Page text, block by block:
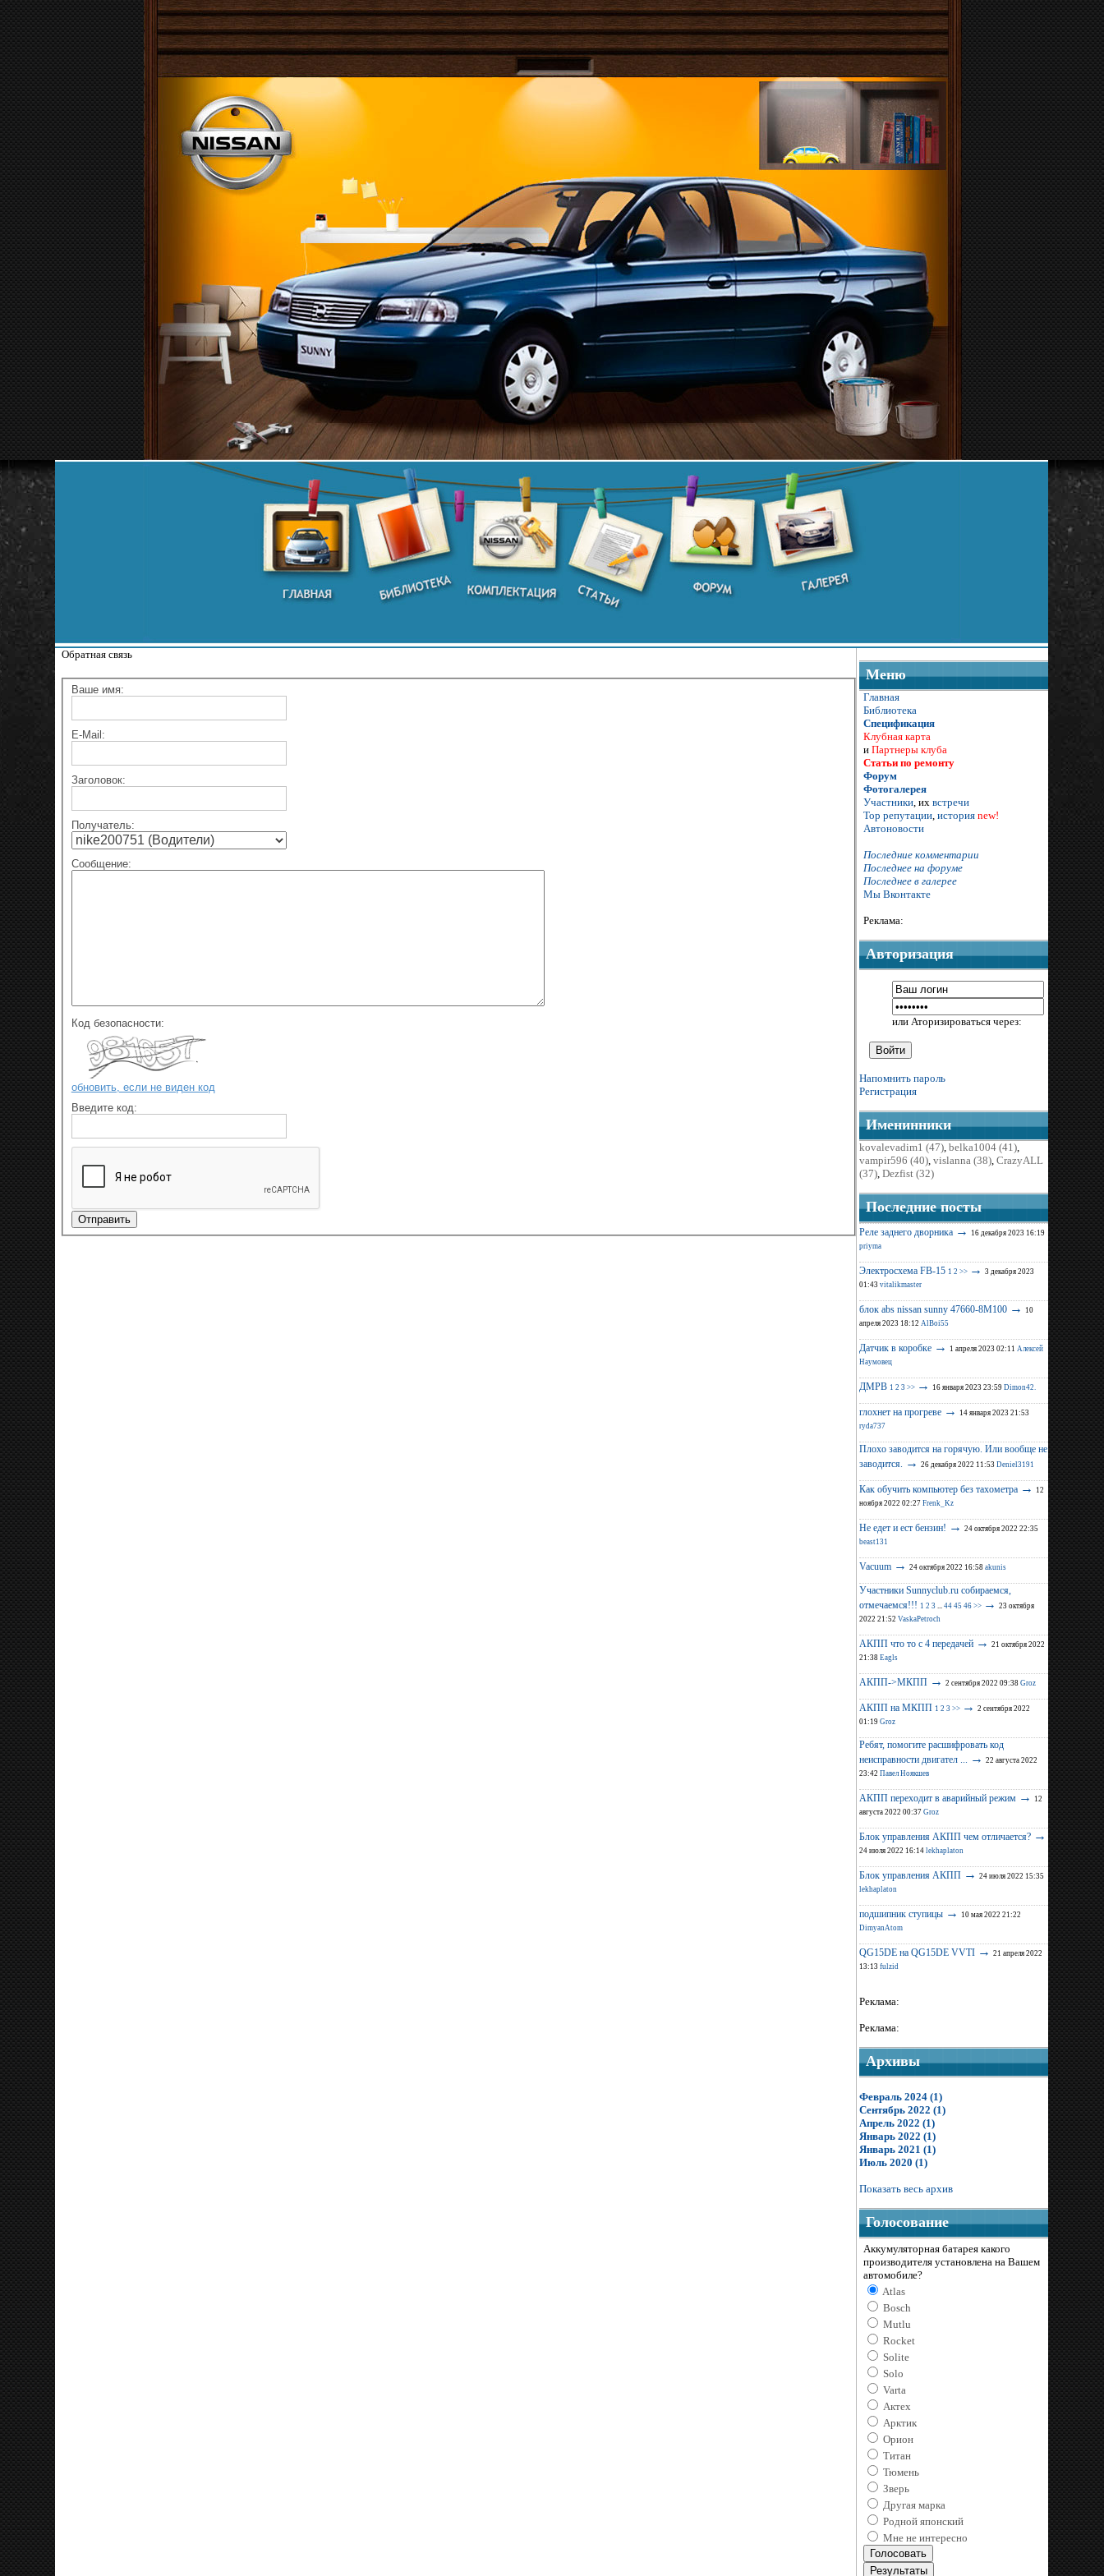
Обратная связь
Ваше имя:
E-Mail:
Заголовок:
Получатель:
Сообщение:
Код безопасности:
обновить, если не виден код
Введите код:
Меню
Главная
Библиотека
Спецификация
Клубная карта
и Партнеры клуба
Статьи по ремонту
Форум
Фотогалерея
Участники , их встречи
Тор репутации история new!
Автоновости
Последние комментарии
Последнее на форуме
Последнее в галерее
Мы Вконтакте
Реклама:
Авторизация
или Аторизироваться через:
Напомнить пароль
Регистрация
Именинники
kovalevadim1 (47) belka1004 (41)
vampir596 (40) vislanna (38) CrazyALL
(37) Dezfist (32)
Последние поcты
Реле заднего дворника →
16 декабря 2023 16:19
priyma
Электросхема FB-15 1 2 >> → 3 декабря 2023
01:43 vitalikmaster
блок abs nissan sunny 47660-8M100 →
10
апреля 2023 18:12 AlBoi55
Датчик в коробке → 1 апреля 2023 02:11 Алексей
Наумовец
ДМРВ 1 2 3 >> → 16 января 2023 23:59 Dimon42.
глохнет на прогреве →
14 января 2023 21:53
ryda737
Плохо заводится на горячую. Или вообще не
заводится.
→ 26 декабря 2022 11:53 Deniel3191
Как обучить компьютер без тахометра →
12
ноября 2022 02:27 Frenk_Kz
Не едет и ест бензин! → 24 октября 2022 22:35
beast131
Vacuum → 24 октября 2022 16:58 akunis
Участники Sunnyclub.ru собираемся,
отмечаемся!!! 1 2 3 44 45 46 >> → 23 октября
2022 21:52 VaskaPetroch
АКПП что то с 4 передачей → 21 октября 2022
21:38 Eagls
АКПП->МКПП → 2 сентября 2022 09:38 Groz
АКПП на МКПП 1 2 3 >> → 2 сентября 2022
01:19 Groz
Ребят, помогите расшифровать код
неисправности двигател ...
→ 22 августа 2022
23:42 Павел Ноякшев
АКПП переходит в аварийный режим →
12
августа 2022 00:37 Groz
Блок управления АКПП чем отличается? →
24 июля 2022 16:14 lekhaplaton
Блок управления АКПП → 24 июля 2022 15:35
lekhaplaton
подшипник ступицы →
10 мая 2022 21:22
DimyanAtom
QG15DE на QG15DE VVTI → 21 апреля 2022
13:13 fulzid
Реклама:
Реклама:
Архивы
Февраль 2024 (1)
Сентябрь 2022 (1)
Апрель 2022 (1)
Январь 2022 (1)
Январь 2021 (1)
Июль 2020 (1)
Показать весь архив
Голосование
Аккумуляторная батарея какого
производителя установлена на Вашем
автомобиле?
Atlas
Bosch
Mutlu
Rocket
Solite
Solo
Varta
Актех
Арктик
Орион
Титан
Тюмень
Зверь
Другая марка
Родной японский
Мне не интересно